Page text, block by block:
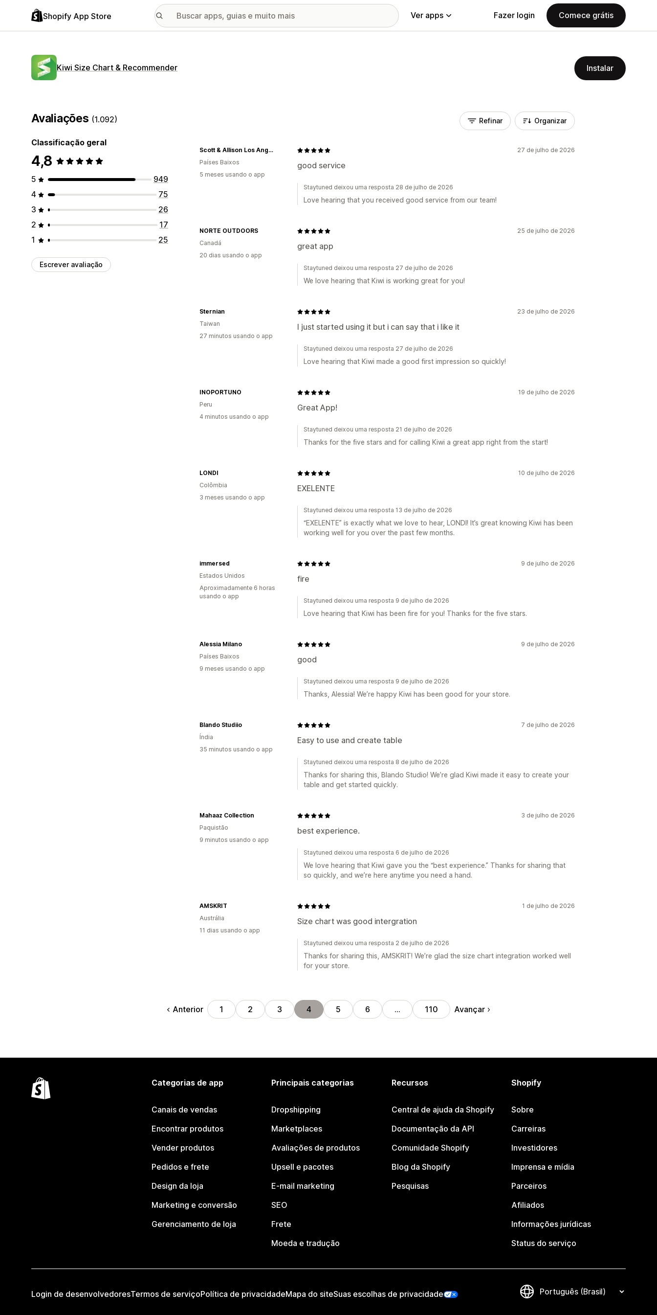
Shopify App Store Ver apps Fazer login Comece grátis
Kiwi Size Chart & Recommender Instalar
Avaliações (1.092)
Classificação geral
4,8
5
949
4
75
3
26
2
17
1
25
Escrever avaliação
Refinar Organizar
27 de julho de 2026
good service
Scott & Allison Los Angeles
Países Baixos
5 meses usando o app
Staytuned deixou uma resposta 28 de julho de 2026
Love hearing that you received good service from our team!
25 de julho de 2026
great app
NORTE OUTDOORS
Canadá
20 dias usando o app
Staytuned deixou uma resposta 27 de julho de 2026
We love hearing that Kiwi is working great for you!
23 de julho de 2026
I just started using it but i can say that i like it
Sternian
Taiwan
27 minutos usando o app
Staytuned deixou uma resposta 27 de julho de 2026
Love hearing that Kiwi made a good first impression so quickly!
19 de julho de 2026
Great App!
INOPORTUNO
Peru
4 minutos usando o app
Staytuned deixou uma resposta 21 de julho de 2026
Thanks for the five stars and for calling Kiwi a great app right from the start!
10 de julho de 2026
EXELENTE
LONDI
Colômbia
3 meses usando o app
Staytuned deixou uma resposta 13 de julho de 2026
“EXELENTE” is exactly what we love to hear, LONDI! It’s great knowing Kiwi has been
working well for you over the past few months.
9 de julho de 2026
fire
immersed
Estados Unidos
Aproximadamente 6 horas
usando o app
Staytuned deixou uma resposta 9 de julho de 2026
Love hearing that Kiwi has been fire for you! Thanks for the five stars.
9 de julho de 2026
good
Alessia Milano
Países Baixos
9 meses usando o app
Staytuned deixou uma resposta 9 de julho de 2026
Thanks, Alessia! We’re happy Kiwi has been good for your store.
7 de julho de 2026
Easy to use and create table
Blando Studiio
Índia
35 minutos usando o app
Staytuned deixou uma resposta 8 de julho de 2026
Thanks for sharing this, Blando Studio! We’re glad Kiwi made it easy to create your
table and get started quickly.
3 de julho de 2026
best experience.
Mahaaz Collection
Paquistão
9 minutos usando o app
Staytuned deixou uma resposta 6 de julho de 2026
We love hearing that Kiwi gave you the “best experience.” Thanks for sharing that
so quickly, and we’re here anytime you need a hand.
1 de julho de 2026
Size chart was good intergration
AMSKRIT
Austrália
11 dias usando o app
Staytuned deixou uma resposta 2 de julho de 2026
Thanks for sharing this, AMSKRIT! We’re glad the size chart integration worked well
for your store.
Anterior 1 2 3 4 5 6 … 110 Avançar
Categorias de app
Canais de vendas
Encontrar produtos
Vender produtos
Pedidos e frete
Design da loja
Marketing e conversão
Gerenciamento de loja
Principais categorias
Dropshipping
Marketplaces
Avaliações de produtos
Upsell e pacotes
E-mail marketing
SEO
Frete
Moeda e tradução
Recursos
Central de ajuda da Shopify
Documentação da API
Comunidade Shopify
Blog da Shopify
Pesquisas
Shopify
Sobre
Carreiras
Investidores
Imprensa e mídia
Parceiros
Afiliados
Informações jurídicas
Status do serviço
Login de desenvolvedoresTermos de serviçoPolítica de privacidadeMapa do siteSuas escolhas de privacidade